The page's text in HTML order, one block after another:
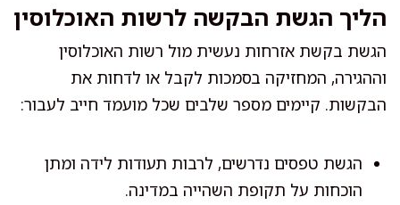
הליך הגשת הבקשה לרשות האוכלוסין
הגשת בקשת אזרחות נעשית מול רשות האוכלוסין
וההגירה, המחזיקה בסמכות לקבל או לדחות את
הבקשות. קיימים מספר שלבים שכל מועמד חייב לעבור:
הגשת טפסים נדרשים, לרבות תעודות לידה ומתן
הוכחות על תקופת השהייה במדינה.